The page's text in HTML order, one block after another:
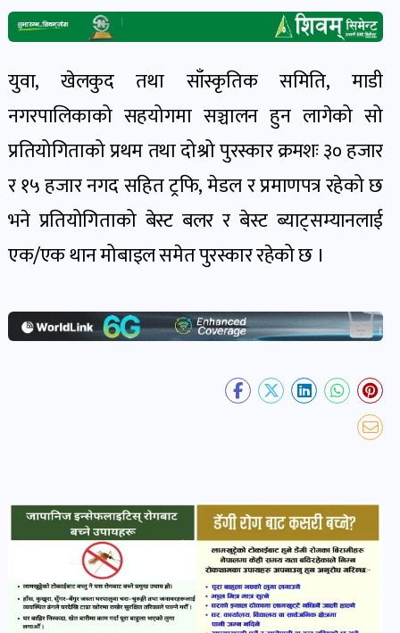
खबर
पोष्ट
खबर
पोष्ट
प्रवास
खबर
पोष्ट
धर्म-
साहित्य
पोष्ट
युवा, खेलकुद तथा साँस्कृतिक समिति, माडी
नगरपालिकाको सहयोगमा सञ्चालन हुन लागेको सो
प्रतियोगिताको प्रथम तथा दोश्रो पुरस्कार क्रमशः ३० हजार
र १५ हजार नगद सहित ट्रफि, मेडल र प्रमाणपत्र रहेको छ
भने प्रतियोगिताको बेस्ट बलर र बेस्ट ब्याट्सम्यानलाई
एक/एक थान मोबाइल समेत पुरस्कार रहेको छ ।